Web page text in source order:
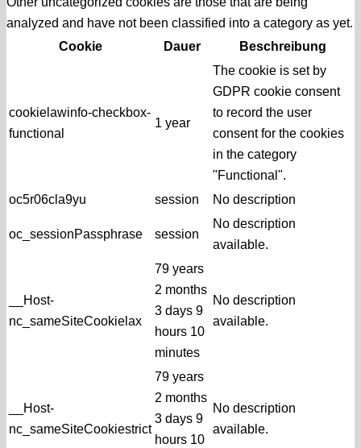
analyzed and have not been classified into a category as yet.
Cookie
Dauer Beschreibung
cookielawinfo-checkbox-
functional
1 year
The cookie is set by
GDPR cookie consent
to record the user
consent for the cookies
in the category
"Functional".
oc5r06cla9yu
session No description
oc_sessionPassphrase session
No description
available.
__Host-
nc_sameSiteCookielax
79 years
2 months
3 days 9
hours 10
minutes
No description
available.
__Host-
nc_sameSiteCookiestrict
79 years
2 months
3 days 9
hours 10
No description
available.